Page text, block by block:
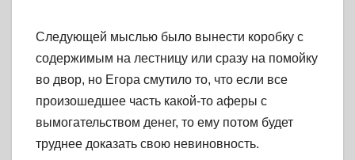
Следующей мыслью было вынести коробку с
содержимым на лестницу или сразу на помойку
во двор, но Егора смутило то, что если все
произошедшее часть какой-то аферы с
вымогательством денег, то ему потом будет
труднее доказать свою невиновность.